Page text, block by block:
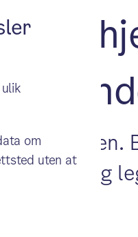
Vil
og
om
uten at